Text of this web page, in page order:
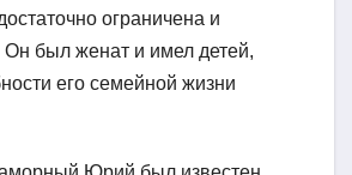
ограничена и
Он был женат и имел детей,
его семейной жизни